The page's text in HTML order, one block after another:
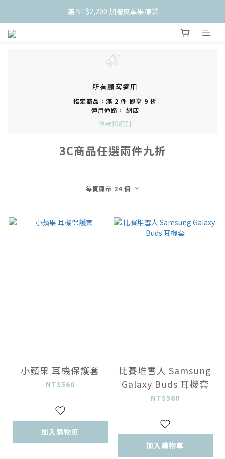
    新會員限定！加入官網會員現折 $50
滿 NT$2,200 加贈皮革果凍袋
所有顧客適用
指定商品：滿 2 件 即享 9 折
適用通路： 網店
條款與細則
3C商品任選兩件九折
每頁顯示 24 個
小蘋果 耳機保護套
NT$560
加入購物車
比賽堆雪人 Samsung
Galaxy Buds 耳機套
NT$560
加入購物車